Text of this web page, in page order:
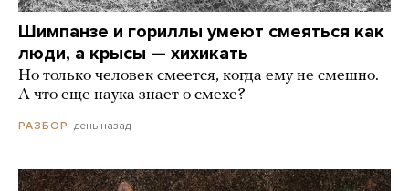
Шимпанзе и гориллы умеют смеяться как
люди, а крысы — хихикать
Но только человек смеется, когда ему не смешно.
А что еще наука знает о смехе?
РАЗБОР день назад